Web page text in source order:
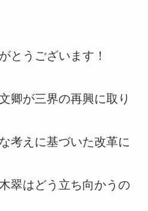
とうございます！
卿が三界の再興に取り
考えに基づいた改革に
翠はどう立ち向かうの